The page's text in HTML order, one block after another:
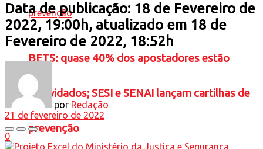
BETS: quase 40% dos apostadores estão
endividados; SESI e SENAI lançam cartilhas de
prevenção
Data de publicação: 18 de Fevereiro de
2022, 19:00h, atualizado em 18 de
Fevereiro de 2022, 18:52h
por Redação
21 de fevereiro de 2022
0